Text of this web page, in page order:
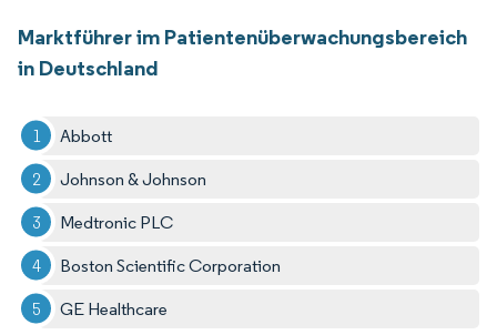
Marktführer im Patientenüberwachungsbereich
in Deutschland
Abbott
Johnson & Johnson
Medtronic PLC
Boston Scientific Corporation
GE Healthcare